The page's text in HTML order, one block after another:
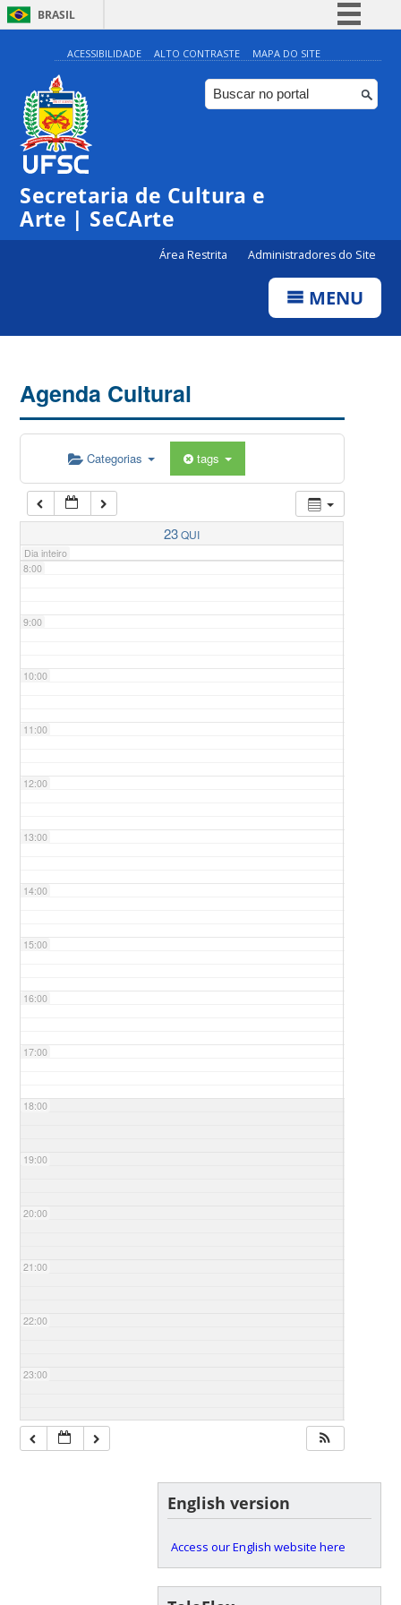
BRASIL
Simplifique!
Comunica BR
Participe
ACESSIBILIDADE ALTO CONTRASTE MAPA DO SITE
Secretaria de Cultura e
Arte | SeCArte
Área Restrita Administradores do Site
MENU
Agenda Cultural
Categorias tags
23QUI
Dia inteiro
0:00
1:00
5:00
7:00
8:00
9:00
10:00
11:00
12:00
13:00
14:00
15:00
16:00
17:00
18:00
19:00
20:00
21:00
22:00
23:00
English version
Access our English website here